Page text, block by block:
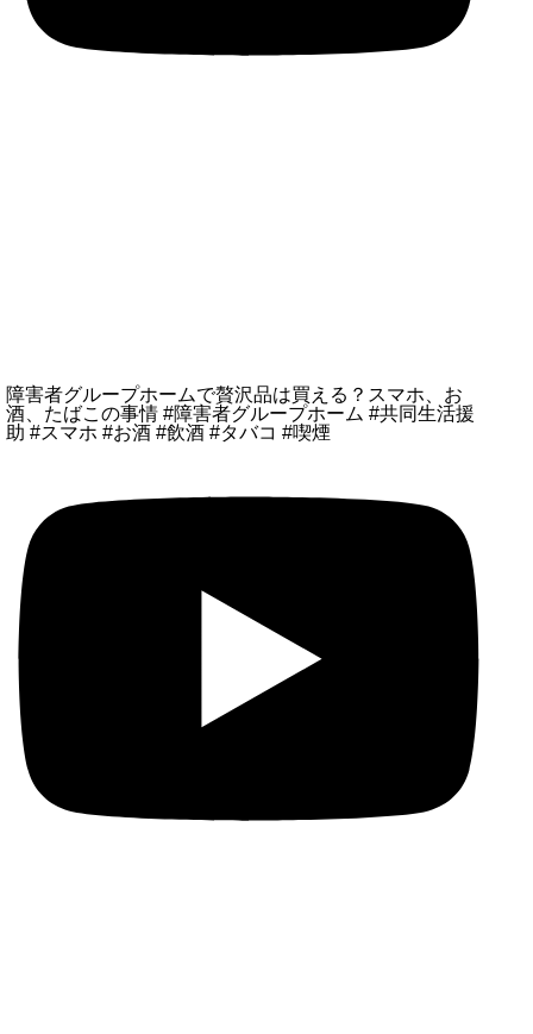
障害者グループホームで贅沢品は買える？スマホ、お
酒、たばこの事情 #障害者グループホーム #共同生活援
助 #スマホ #お酒 #飲酒 #タバコ #喫煙